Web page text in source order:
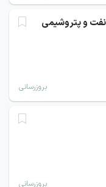
و پتروشیمی
بروزرسانی
بروزرسانی